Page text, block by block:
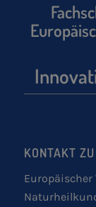
KONTAKT
Europäischer